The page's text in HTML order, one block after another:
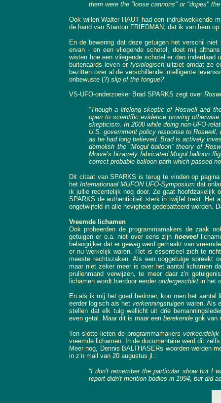
them were the "loose cannons" or "dopes"
Ook wijlen Walter HAUT had een indrukwekkende
de hand van Stanton FRIEDMAN, dat ik van hem
En de bewering dat deze getuigen het verschil
ervan - en een vliegende schotel, doet mij
wisten hoe een vliegende schotel er dan
buitenaards leven er fysiologisch uitziet omdat ze
bezitten over al de verschillende intelligente
onbewuste (?) slip of the tongue?
VS-UFO-onderzoeker Brad SPARKS zegt over
“Though a lifelong skeptic of Roswell and
open to scientific evidence proving
skepticism. In 2000 while doing non-UFO-
U.S. government policy response to
as he had long believed. Brad is actively
demolish the “Mogul balloon” theory of
Moore’s bizarrely fabricated Mogul balloon
correct probable balloon path which passed
Dit citaat van SPARKS is terug te vinden op
het Internationaal MUFON UFO-Symposium dat
ik jullie recentelijk nog door. Ze gaat hoofdzakelijk
SPARKS de authenticiteit sterk in twijfel trekt. Het
ongetwijfeld in alle hevigheid gedebatteerd worden.
Vreemde lichamen
Ook probeerden de programmamakers de zaak
getuigen er o.a. niet over eens zijn hoeveel
belangrijker dat er gewag werd gemaakt van
er nu werkelijk waren. Het is essentieel zich te
meeste rechtszaken. Als een ooggetuige spreekt
maar niet zeker meer is over het aantal lichamen
prullenmand verwijzen, te meer daar z'n
lichamen wordt hierdoor eerder ondergeschikt in het
En als ik mij het goed herinner, kon men het
eerder logisch als hetverkenningstuigen waren. Als
stellen dat elk tuig wellicht uit drie
even getal. Maar dit is maar een berekende gok van
Ten slotte lieten de programmamakers
vreemde lichamen. In de documentaire werd dit
Meer nog, Dennis BALTHASERs woorden werden
in z’n mail van 20 augustus jl.:
“I don't remember the particular show but I
report didn't mention bodies in 1994, but did